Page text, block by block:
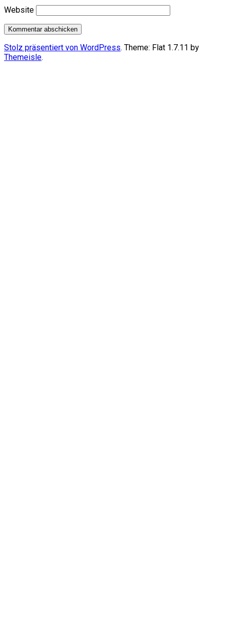
Website
Stolz präsentiert von WordPress. Theme: Flat 1.7.11 by
Themeisle.